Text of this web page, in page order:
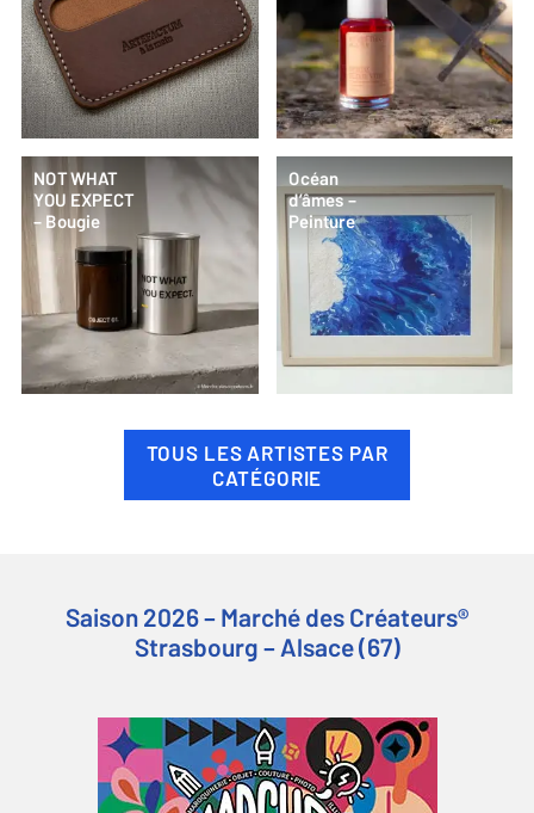
NOT WHAT
YOU EXPECT
– Bougie
Océan
d’âmes –
Peinture
TOUS LES ARTISTES PAR
CATÉGORIE
Saison 2026 – Marché des Créateurs®
Strasbourg – Alsace (67)